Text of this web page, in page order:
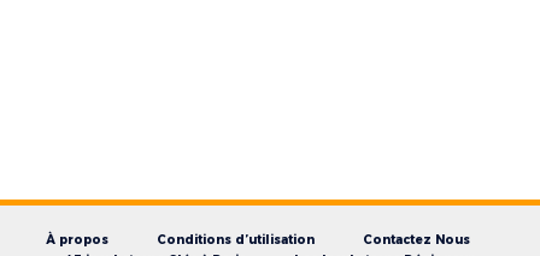
À propos Conditions d’utilisation
Contactez Nous